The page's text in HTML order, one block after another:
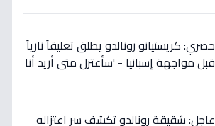
حصري: كريستيانو رونالدو يطلق تعليقاً نارياً
قبل مواجهة إسبانيا - 'سأعتزل متى أريد أنا
عاجل: شقيقة رونالدو تكشف سر اعتزاله